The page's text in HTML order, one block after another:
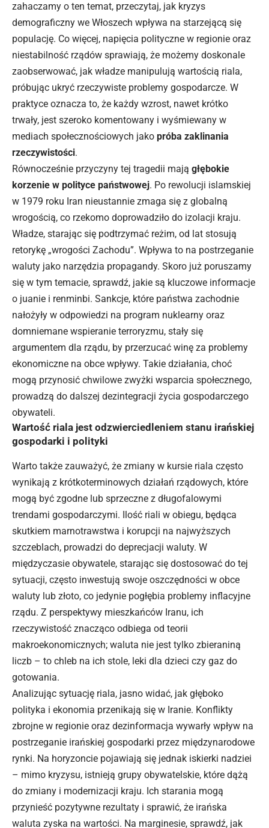
zahaczamy o ten temat, przeczytaj, jak kryzys
demograficzny we Włoszech wpływa na starzejącą się
populację. Co więcej, napięcia polityczne w regionie oraz
niestabilność rządów sprawiają, że możemy doskonale
zaobserwować, jak władze manipulują wartością riala,
próbując ukryć rzeczywiste problemy gospodarcze. W
praktyce oznacza to, że każdy wzrost, nawet krótko
trwały, jest szeroko komentowany i wyśmiewany w
mediach społecznościowych jako próba zaklinania
rzeczywistości.
Równocześnie przyczyny tej tragedii mają głębokie
korzenie w polityce państwowej. Po rewolucji islamskiej
w 1979 roku Iran nieustannie zmaga się z globalną
wrogością, co rzekomo doprowadziło do izolacji kraju.
Władze, starając się podtrzymać reżim, od lat stosują
retorykę „wrogości Zachodu”. Wpływa to na postrzeganie
waluty jako narzędzia propagandy. Skoro już poruszamy
się w tym temacie, sprawdź, jakie są kluczowe informacje
o juanie i renminbi. Sankcje, które państwa zachodnie
nałożyły w odpowiedzi na program nuklearny oraz
domniemane wspieranie terroryzmu, stały się
argumentem dla rządu, by przerzucać winę za problemy
ekonomiczne na obce wpływy. Takie działania, choć
mogą przynosić chwilowe zwyżki wsparcia społecznego,
prowadzą do dalszej dezintegracji życia gospodarczego
obywateli.
Wartość riala jest odzwierciedleniem stanu irańskiej
gospodarki i polityki
Warto także zauważyć, że zmiany w kursie riala często
wynikają z krótkoterminowych działań rządowych, które
mogą być zgodne lub sprzeczne z długofalowymi
trendami gospodarczymi. Ilość riali w obiegu, będąca
skutkiem marnotrawstwa i korupcji na najwyższych
szczeblach, prowadzi do deprecjacji waluty. W
międzyczasie obywatele, starając się dostosować do tej
sytuacji, często inwestują swoje oszczędności w obce
waluty lub złoto, co jedynie pogłębia problemy inflacyjne
rządu. Z perspektywy mieszkańców Iranu, ich
rzeczywistość znacząco odbiega od teorii
makroekonomicznych; waluta nie jest tylko zbieraniną
liczb – to chleb na ich stole, leki dla dzieci czy gaz do
gotowania.
Analizując sytuację riala, jasno widać, jak głęboko
polityka i ekonomia przenikają się w Iranie. Konflikty
zbrojne w regionie oraz dezinformacja wywarły wpływ na
postrzeganie irańskiej gospodarki przez międzynarodowe
rynki. Na horyzoncie pojawiają się jednak iskierki nadziei
– mimo kryzysu, istnieją grupy obywatelskie, które dążą
do zmiany i modernizacji kraju. Ich starania mogą
przynieść pozytywne rezultaty i sprawić, że irańska
waluta zyska na wartości. Na marginesie, sprawdź, jak